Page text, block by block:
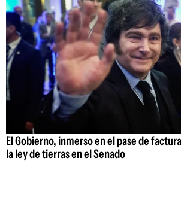
El Gobierno, inmerso en el pase de
la ley de tierras en el Senado